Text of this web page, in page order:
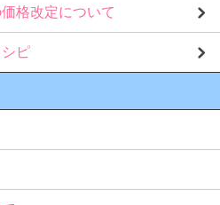
格改定について
シピ